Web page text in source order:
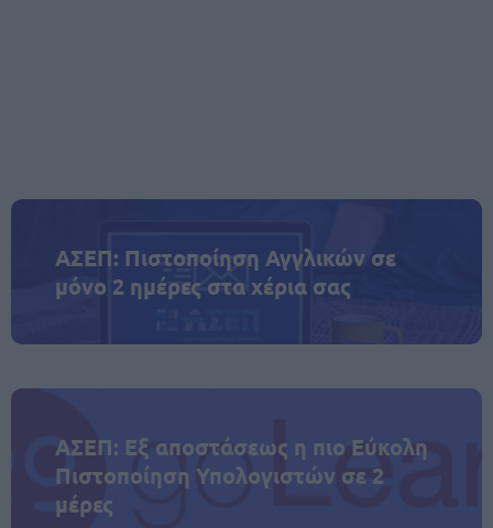
ΑΣΕΠ: Πιστοποίηση Αγγλικών σε
μόνο 2 ημέρες στα χέρια σας
ΑΣΕΠ: Εξ αποστάσεως η πιο Εύκολη
Πιστοποίηση Υπολογιστών σε 2
μέρες